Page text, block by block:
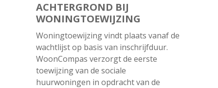
ACHTERGROND BIJ
WONINGTOEWIJZING
Woningtoewijzing vindt plaats vanaf de
wachtlijst op basis van inschrijfduur.
WoonCompas verzorgt de eerste
toewijzing van de sociale
huurwoningen in opdracht van de